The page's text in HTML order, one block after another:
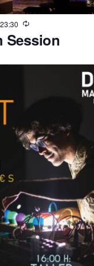
23:30
Session